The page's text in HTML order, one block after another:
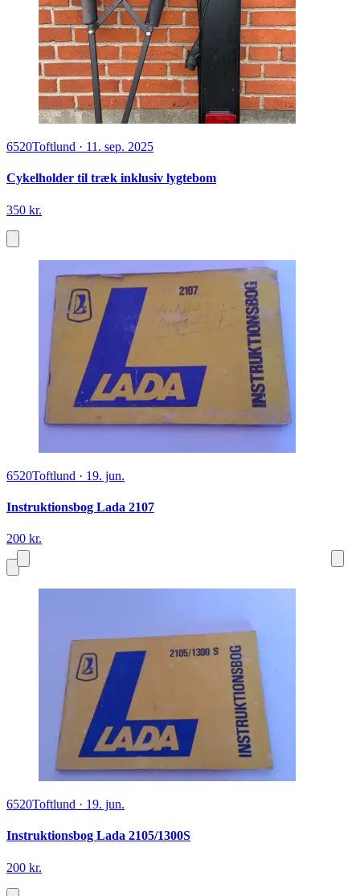
6520Toftlund · 11. sep. 2025
Cykelholder til træk inklusiv lygtebom
350 kr.
6520Toftlund · 19. jun.
Instruktionsbog Lada 2107
200 kr.
6520Toftlund · 19. jun.
Instruktionsbog Lada 2105/1300S
200 kr.